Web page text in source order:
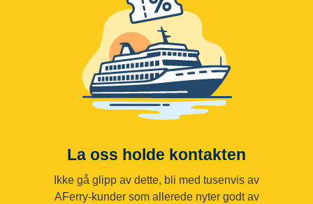
La oss holde kontakten
Ikke gå glipp av dette, bli med tusenvis av
AFerry-kunder som allerede nyter godt av